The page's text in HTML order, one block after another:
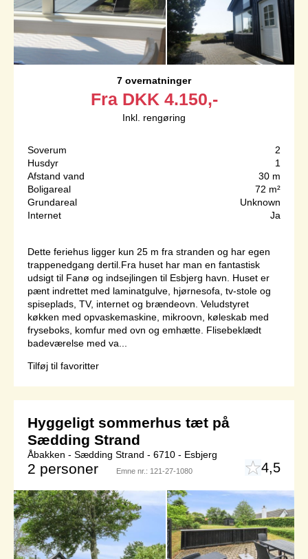
7 overnatninger
Fra DKK 4.150,-
Inkl. rengøring
Soverum
2
Husdyr
1
Afstand vand
30 m
Boligareal
72 m²
Grundareal
Unknown
Internet
Ja
Dette feriehus ligger kun 25 m fra stranden og har egen
trappenedgang dertil.Fra huset har man en fantastisk
udsigt til Fanø og indsejlingen til Esbjerg havn. Huset er
pænt indrettet med laminatgulve, hjørnesofa, tv-stole og
spiseplads, TV, internet og brændeovn. Veludstyret
køkken med opvaskemaskine, mikroovn, køleskab med
fryseboks, komfur med ovn og emhætte. Flisebeklædt
badeværelse med va...
Tilføj til favoritter
Hyggeligt sommerhus tæt på
Sædding Strand
Åbakken - Sædding Strand - 6710 - Esbjerg
2 personer Emne nr.: 121-27-1080 4,5